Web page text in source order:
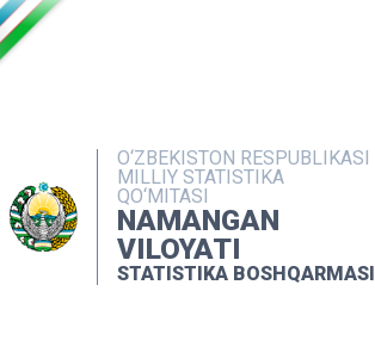
O‘ZBEKISTON RESPUBLIKASI
MILLIY STATISTIKA
QO‘MITASI
NAMANGAN
VILOYATI
STATISTIKA BOSHQARMASI
NASHRLAR
INTERAKTIV XIZMATLAR
MATBUOT XIZMATI
MUROJAATLAR